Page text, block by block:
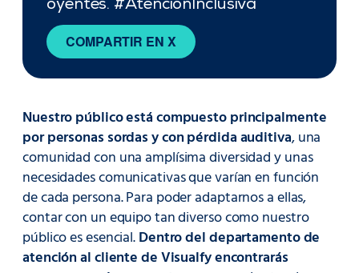
oyentes. #AtenciónInclusiva
COMPARTIR EN X
Nuestro público está compuesto principalmente
por personas sordas y con pérdida auditiva, una
comunidad con una amplísima diversidad y unas
necesidades comunicativas que varían en función
de cada persona. Para poder adaptarnos a ellas,
contar con un equipo tan diverso como nuestro
público es esencial.Dentro del departamento de
atención al cliente de Visualfy encontrarás